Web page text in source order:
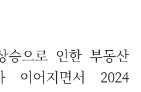
승으로 인한 부동산
이어지면서 2024